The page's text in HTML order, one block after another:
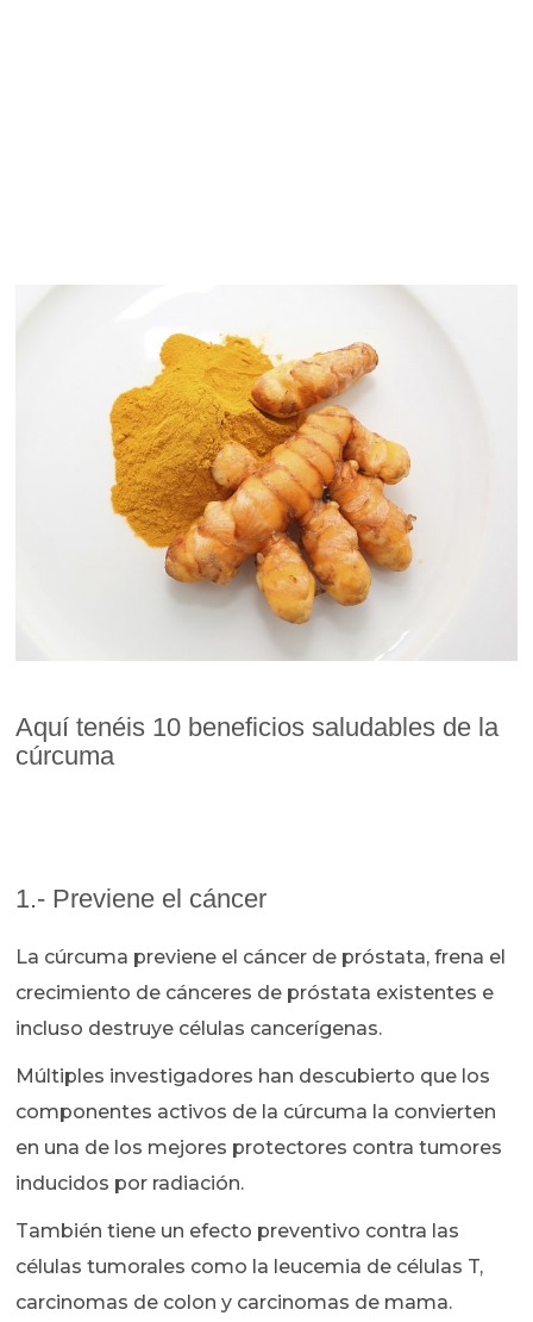
Aquí tenéis 10 beneficios saludables de la
cúrcuma
1.- Previene el cáncer
La cúrcuma previene el cáncer de próstata, frena el
crecimiento de cánceres de próstata existentes e
incluso destruye células cancerígenas.
Múltiples investigadores han descubierto que los
componentes activos de la cúrcuma la convierten
en una de los mejores protectores contra tumores
inducidos por radiación.
También tiene un efecto preventivo contra las
células tumorales como la leucemia de células T,
carcinomas de colon y carcinomas de mama.